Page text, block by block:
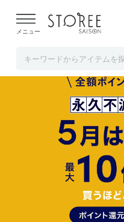
よる配送遅延が発生してお
メニュー